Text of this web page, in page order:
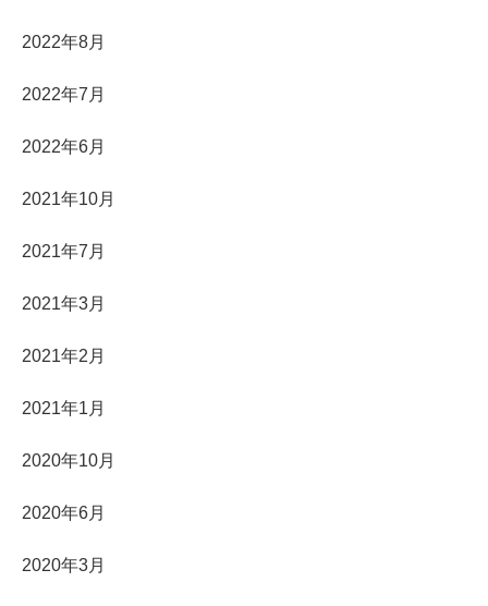
2022年8月
2022年7月
2022年6月
2021年10月
2021年7月
2021年3月
2021年2月
2021年1月
2020年10月
2020年6月
2020年3月